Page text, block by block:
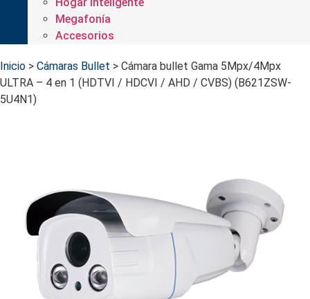
Megafonía
Accesorios
Inicio > Cámaras Bullet > Cámara bullet Gama 5Mpx/4Mpx
ULTRA – 4 en 1 (HDTVI / HDCVI / AHD / CVBS) (B621ZSW-
5U4N1)